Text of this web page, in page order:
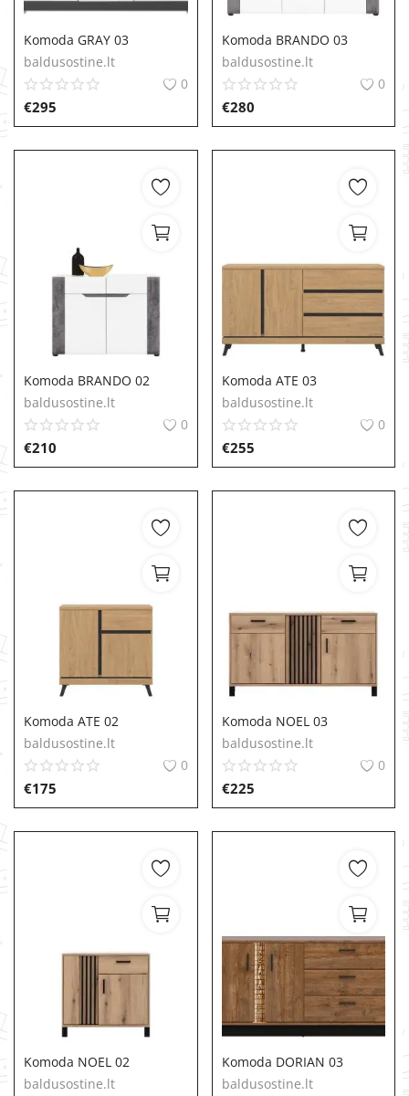
Komoda GRAY 03
baldusostine.lt
0
€295
Komoda BRANDO 03
baldusostine.lt
0
€280
Komoda BRANDO 02
baldusostine.lt
0
€210
Komoda ATE 03
baldusostine.lt
0
€255
Komoda ATE 02
baldusostine.lt
0
€175
Komoda NOEL 03
baldusostine.lt
0
€225
Komoda NOEL 02
baldusostine.lt
Komoda DORIAN 03
baldusostine.lt